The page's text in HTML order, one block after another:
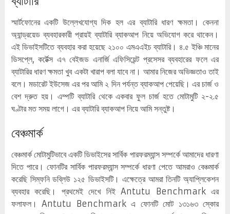
স্মার্টফোনের একটি উল্লেখযোগ্য দিক হল এর ব্যাটারি ধারণ ক্ষমতা। কেননা
অ্যান্ড্রয়েড ব্যবহারকারী প্রায়ই ব্যাটারি ব্যাকআপ নিয়ে অভিযোগ করে থাকেন।
এই ডিভাইসটিতে ব্যবহার করা হয়েছে ২১০০ এমএএইচ ব্যাটারি। ৪.৫ ইঞ্চি মানের
ডিসপ্লে, কর্টেক্স এ৭ বেইজড এনার্জি এফিসিয়েন্ট প্রসেসর ব্যবহারের ফলে এর
ব্যাটারির ধারণ ক্ষমতা খুব একটা খারাপ বলা যাবে না। আমার নিজের অভিজ্ঞতাও তাই
বলে। মডারেট ইউসেজ এর পর আমি ২ দিন পর্যন্ত ব্যাকআপ পেয়েছি। এর চার্জ ও
বেশ দ্রুত হয়। এম্পটি ব্যাটারি থেকে একবার ফুল চার্জ হতে মোটামুটি ২-২.৫
ঘণ্টার মত সময় লাগে। এর ব্যাটারি ব্যাকআপ নিয়ে আমি সন্তুষ্ট।
বেঞ্চমার্ক
বেঞ্চমার্ক মোটামুটিভাবে একটি ডিভাইসের সার্বিক পারফরম্যান্স সম্পর্কে আমাদের ধারণা
দিতে পারে। ফোনটির সার্বিক পারফরম্যান্স সম্পর্কে ধারণা পেতে আমরাও বেঞ্চমার্ক
করেছি সিম্ফনি ডব্লিউ ১২৫ ডিভাইসটি। এক্ষেত্রে আমরা তিনটি অ্যাপ্লিকেশন
ব্যবহার করেছি। প্রথমেই দেখে নিই Antutu Benchmark এর
ফলাফল। Antutu Benchmark এ ফোনটি মোট ১৩১৬৩ স্কোর